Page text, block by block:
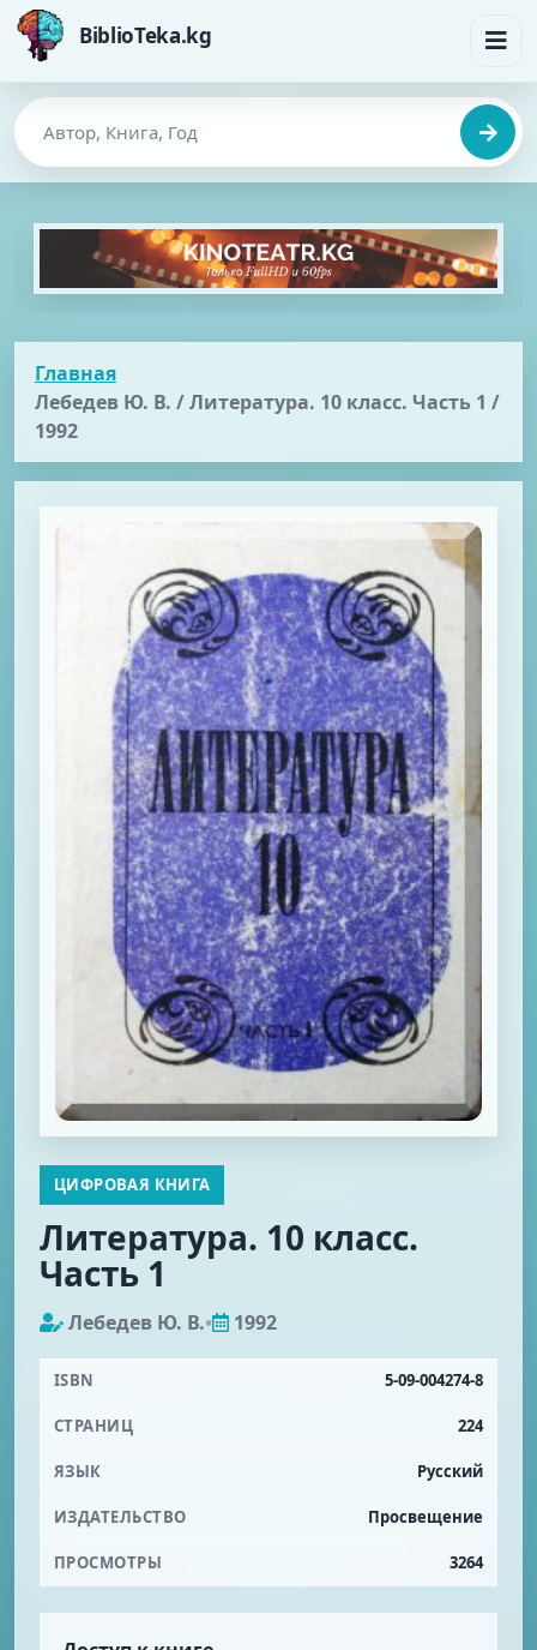
BiblioTeka.kg
Главная
Лебедев Ю. В. / Литература. 10 класс. Часть 1 /
1992
ЦИФРОВАЯ КНИГА
Литература. 10 класс.
Часть 1
Лебедев Ю. В.• 1992
ISBN 5-09-004274-8
СТРАНИЦ 224
ЯЗЫК Русский
ИЗДАТЕЛЬСТВО Просвещение
ПРОСМОТРЫ 3264